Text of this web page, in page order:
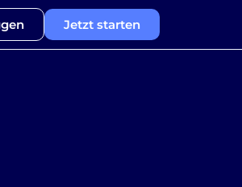
Jetzt starten